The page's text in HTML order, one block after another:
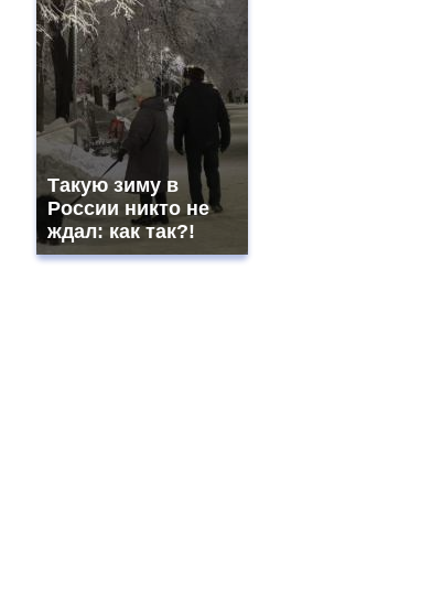
Такую зиму в
России никто не
ждал: как так?!